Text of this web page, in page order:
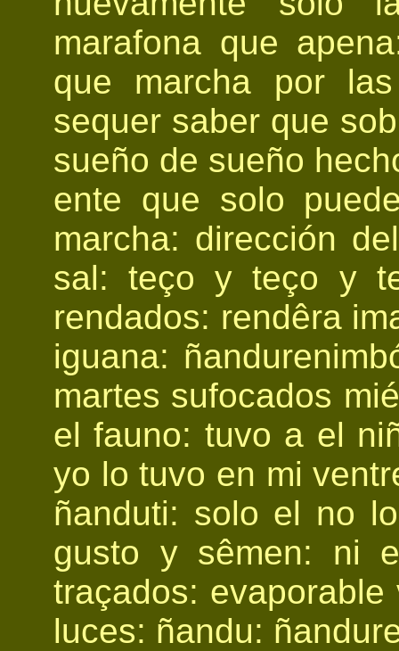
marafona que
que marcha por
sequer saber que
sueño de sueño
ente que solo
marcha: dirección
sal: teço y teço y
rendados: rendêra
iguana:
martes sufocados
el fauno: tuvo a el
yo lo tuvo en mi
ñanduti: solo el no
gusto y sêmen: ni
traçados:
luces: ñandu: